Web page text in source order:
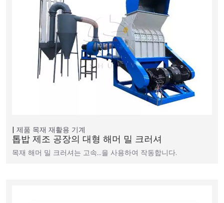
제품 목재 재활용 기계
톱밥 제조 공장의 대형 해머 밀 크러셔
목재 해머 밀 크러셔는 고속…을 사용하여 작동합니다.